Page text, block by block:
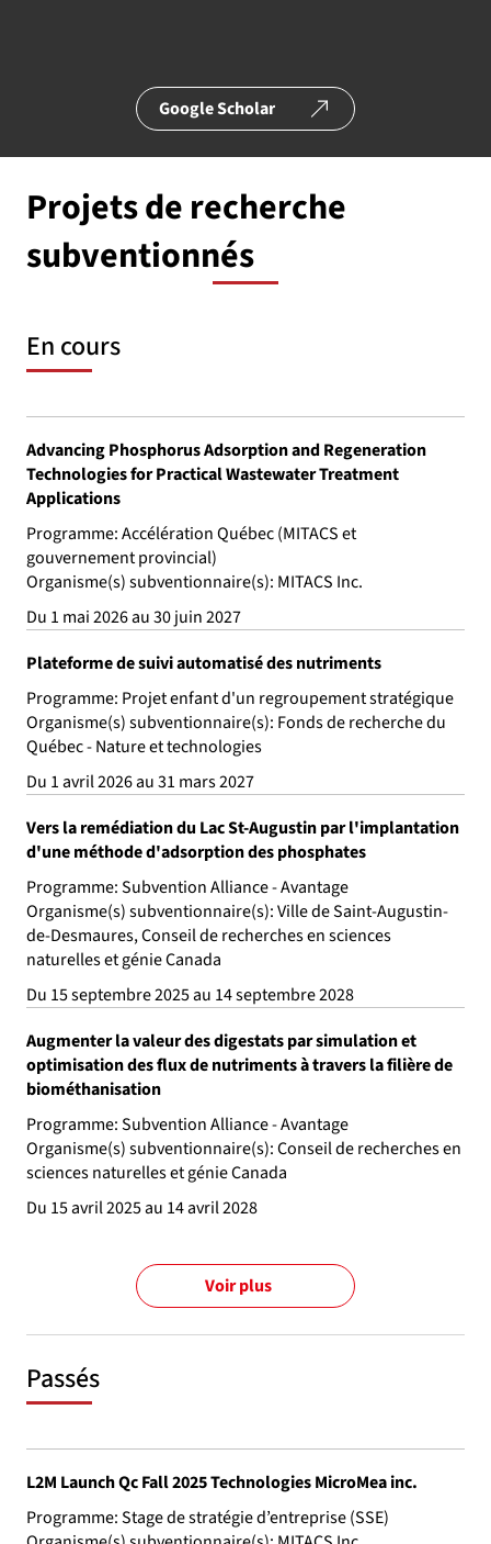
Google Scholar
Projets de recherche
subventionnés
En cours
Advancing Phosphorus Adsorption and Regeneration
Technologies for Practical Wastewater Treatment
Applications
Programme: Accélération Québec (MITACS et
gouvernement provincial)
Organisme(s) subventionnaire(s): MITACS Inc.
Du 1 mai 2026 au 30 juin 2027
Plateforme de suivi automatisé des nutriments
Programme: Projet enfant d'un regroupement stratégique
Organisme(s) subventionnaire(s): Fonds de recherche du
Québec - Nature et technologies
Du 1 avril 2026 au 31 mars 2027
Vers la remédiation du Lac St-Augustin par l'implantation
d'une méthode d'adsorption des phosphates
Programme: Subvention Alliance - Avantage
Organisme(s) subventionnaire(s): Ville de Saint-Augustin-
de-Desmaures, Conseil de recherches en sciences
naturelles et génie Canada
Du 15 septembre 2025 au 14 septembre 2028
Augmenter la valeur des digestats par simulation et
optimisation des flux de nutriments à travers la filière de
biométhanisation
Programme: Subvention Alliance - Avantage
Organisme(s) subventionnaire(s): Conseil de recherches en
sciences naturelles et génie Canada
Du 15 avril 2025 au 14 avril 2028
Voir plus
Passés
L2M Launch Qc Fall 2025 Technologies MicroMea inc.
Programme: Stage de stratégie d’entreprise (SSE)